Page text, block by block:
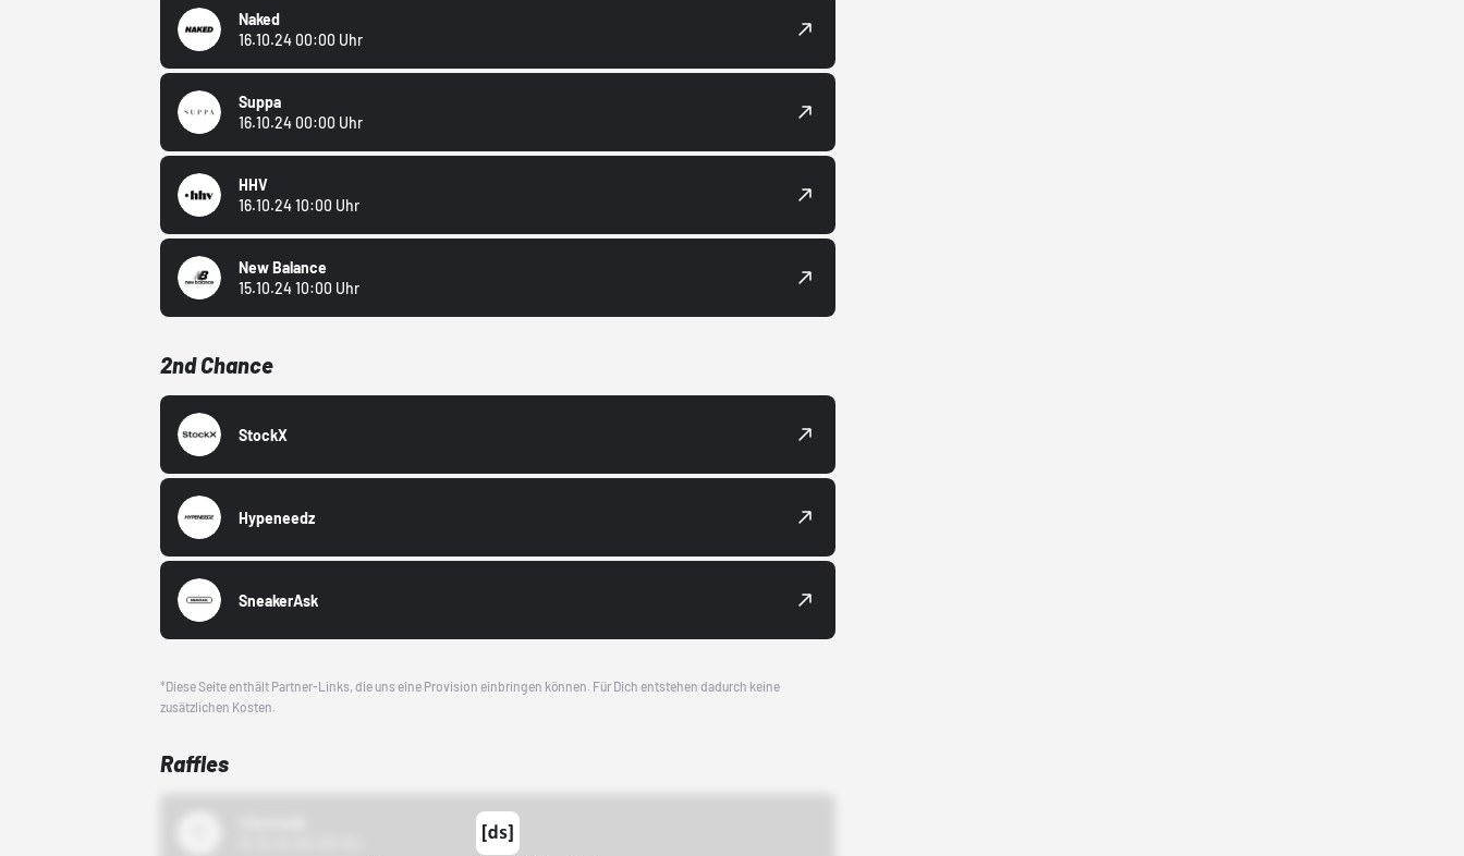
Naked
16.10.24 00:00 Uhr
Suppa
16.10.24 00:00 Uhr
HHV
16.10.24 10:00 Uhr
New Balance
15.10.24 10:00 Uhr
2nd Chance
StockX
Hypeneedz
SneakerAsk
*Diese Seite enthält Partner-Links, die uns eine Provision einbringen können. Für Dich entstehen dadurch keine
zusätzlichen Kosten.
Raffles